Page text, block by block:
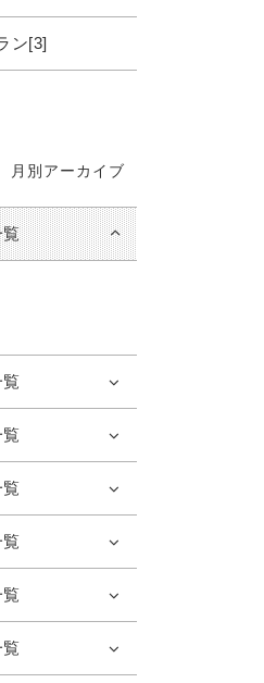
ン[3]
月別アーカイブ
覧